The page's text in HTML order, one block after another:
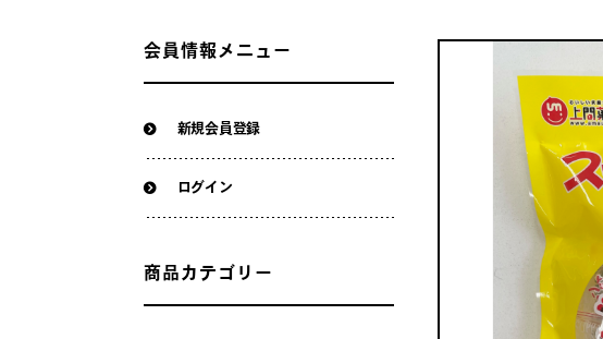
会員情報メニュー
新規会員登録
ログイン
商品カテゴリー